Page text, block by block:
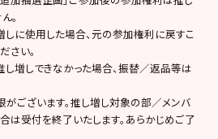
。
に使用した場合、元の参加権利に戻すこ
さい。
増しできなかった場合、振替／返品等は
ございます。推し増し対象の部／メンバ
は受付を終了いたします。あらかじめご了